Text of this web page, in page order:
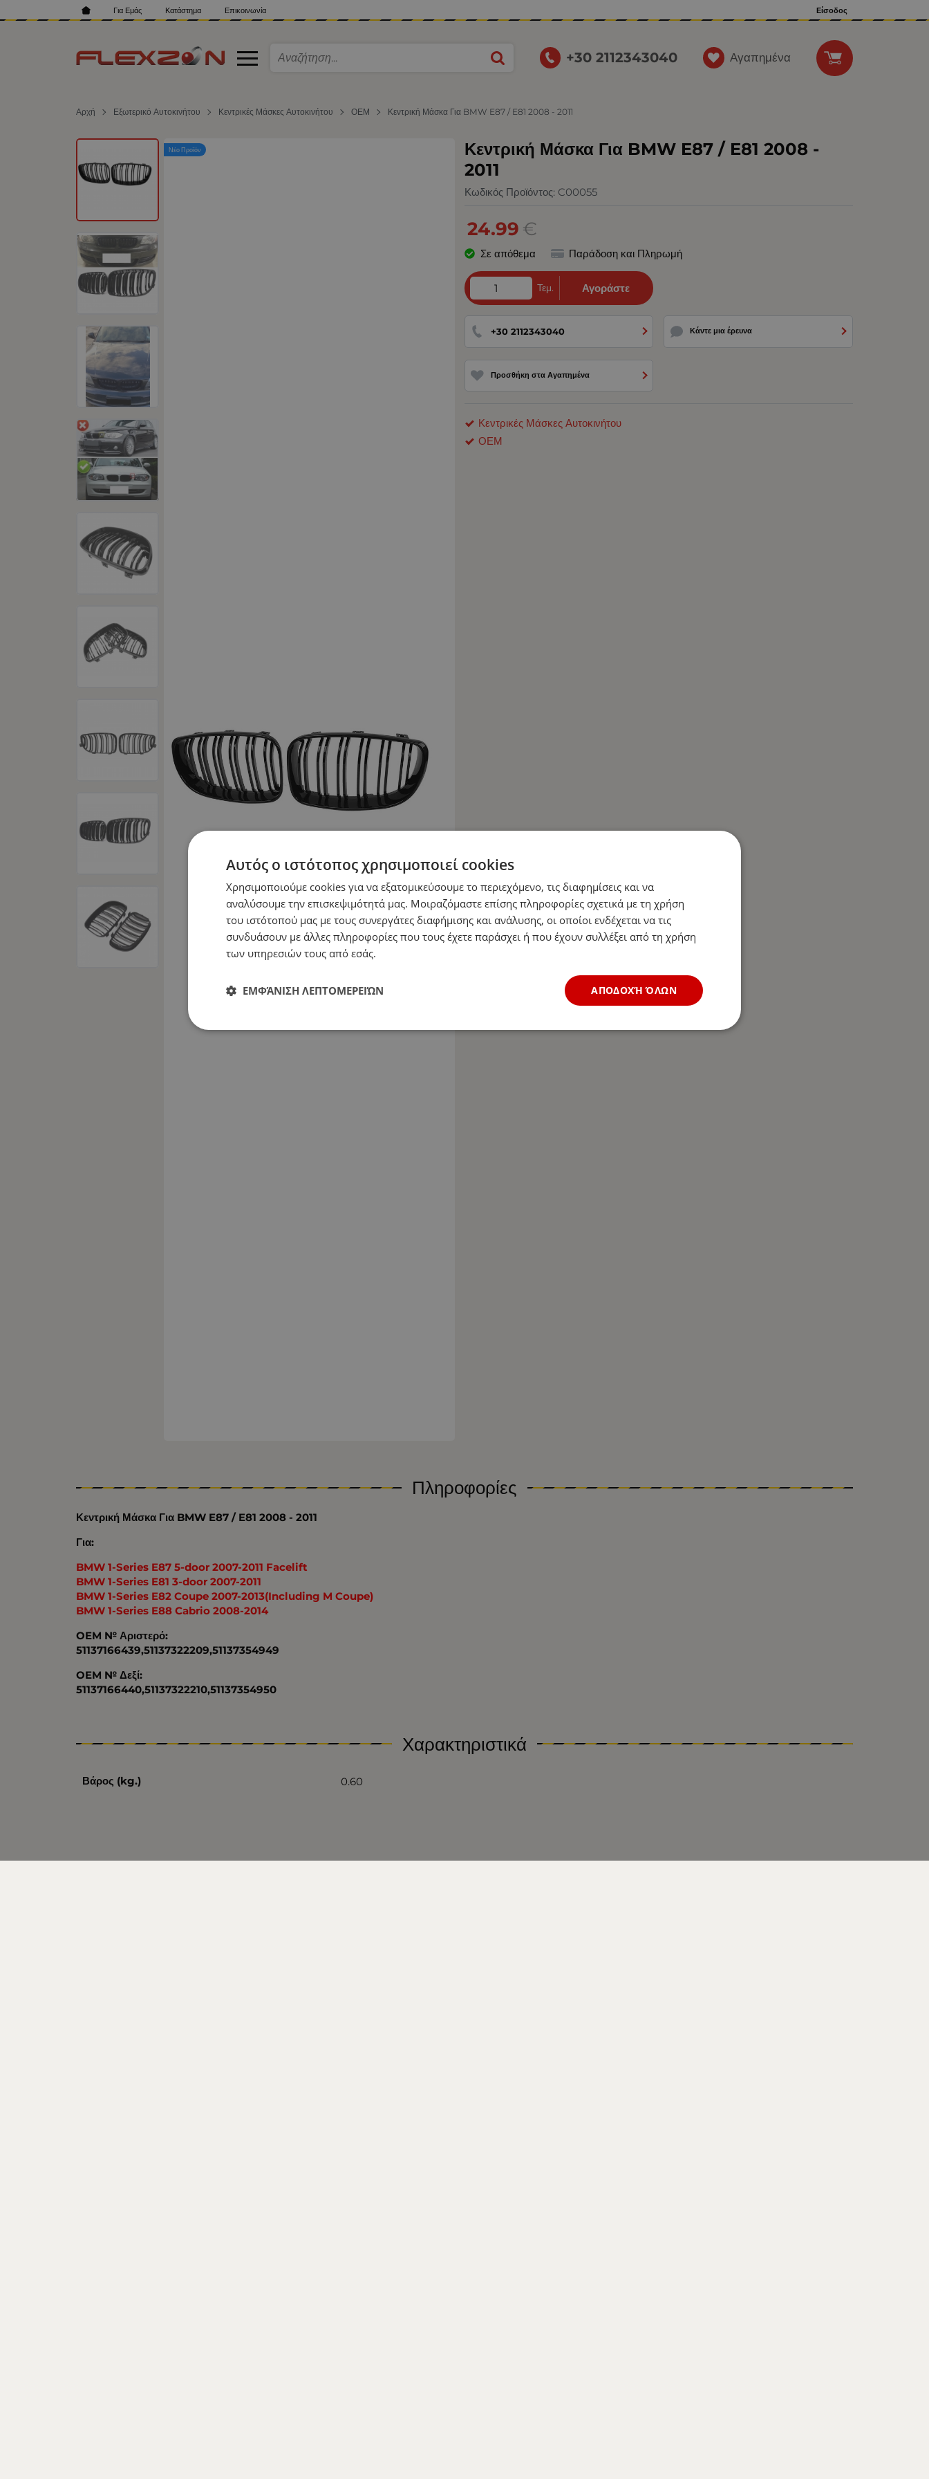
Για Εμάς Κατάστημα Επικοινωνία Είσοδος
+30 2112343040 Αγαπημένα
Αρχή Εξωτερικό Αυτοκινήτου Κεντρικές Μάσκες Αυτοκινήτου ΟΕΜ Κεντρική Μάσκα Για BMW E87 / E81 2008 - 2011
Κεντρική Μάσκα Για BMW E87 / E81 2008 -
2011
Κωδικός Προϊόντος: C00055
Νέο Προϊόν
24.99 €
Σε απόθεμα Παράδοση και Πληρωμή
Τεμ. Αγοράστε
+30 2112343040 Κάντε μια έρευνα
Προσθήκη στα Αγαπημένα
Κεντρικές Μάσκες Αυτοκινήτου
ΟΕΜ
Πληροφορίες
Κεντρική Μάσκα Για BMW E87 / E81 2008 - 2011
Για:
BMW 1-Series E87 5-door 2007-2011 Facelift
BMW 1-Series E81 3-door 2007-2011
BMW 1-Series E82 Coupe 2007-2013(Including M Coupe)
BMW 1-Series E88 Cabrio 2008-2014
OEM № Αριστερό:
51137166439,51137322209,51137354949
OEM № Δεξί:
51137166440,51137322210,51137354950
Χαρακτηριστικά
Βάρος (kg.) 0.60
Αυτός ο ιστότοπος χρησιμοποιεί cookies
Χρησιμοποιούμε cookies για να εξατομικεύσουμε το περιεχόμενο, τις διαφημίσεις και να
αναλύσουμε την επισκεψιμότητά μας. Μοιραζόμαστε επίσης πληροφορίες σχετικά με τη χρήση
του ιστότοπού μας με τους συνεργάτες διαφήμισης και ανάλυσης, οι οποίοι ενδέχεται να τις
συνδυάσουν με άλλες πληροφορίες που τους έχετε παράσχει ή που έχουν συλλέξει από τη χρήση
των υπηρεσιών τους από εσάς.
ΑΠΟΔΟΧΉ ΌΛΩΝ
ΕΜΦΆΝΙΣΗ ΛΕΠΤΟΜΕΡΕΙΏΝ